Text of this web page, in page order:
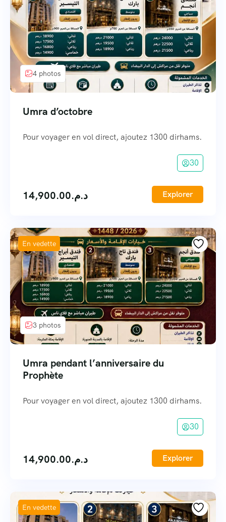
4 photos
Umra d’octobre
Pour voyager en vol direct, ajoutez 1300 dirhams.
30
د.م.14,900.00 Explorer
En vedette
3 photos
Umra pendant l’anniversaire du
Prophète
Pour voyager en vol direct, ajoutez 1300 dirhams.
30
د.م.14,900.00 Explorer
En vedette